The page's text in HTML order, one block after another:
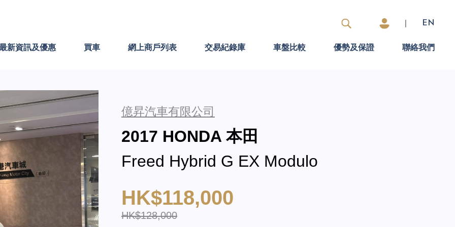
EN
新資訊及優惠 買車 網上商戶列表 交易紀錄庫 車盤比較 優勢及保證 聯絡我們
億昇汽車有限公司
2017 HONDA 本田
Freed Hybrid G EX Modulo
HK$118,000
HK$128,000